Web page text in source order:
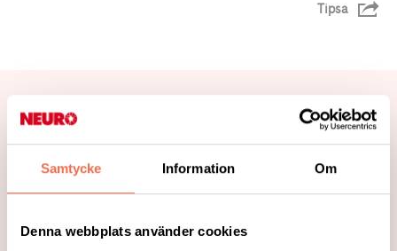
Samtycke Information Om
Denna webbplats använder cookies
Tipsa
Relaterade nyheter